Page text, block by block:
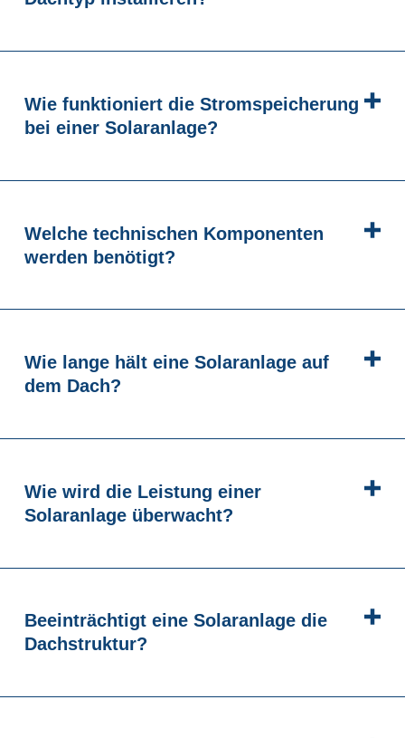
Wie funktioniert die Stromspeicherung
bei einer Solaranlage?
Welche technischen Komponenten
werden benötigt?
Wie lange hält eine Solaranlage auf
dem Dach?
Wie wird die Leistung einer
Solaranlage überwacht?
Beeinträchtigt eine Solaranlage die
Dachstruktur?